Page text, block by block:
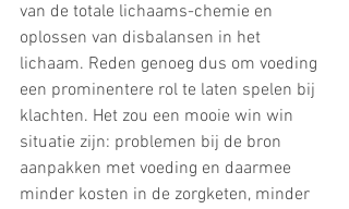
van de totale lichaams-chemie en
oplossen van disbalansen in het
lichaam. Reden genoeg dus om voeding
een prominentere rol te laten spelen bij
klachten. Het zou een mooie win win
situatie zijn: problemen bij de bron
aanpakken met voeding en daarmee
minder kosten in de zorgketen, minder